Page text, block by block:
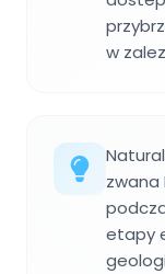
w
zwana
etapy